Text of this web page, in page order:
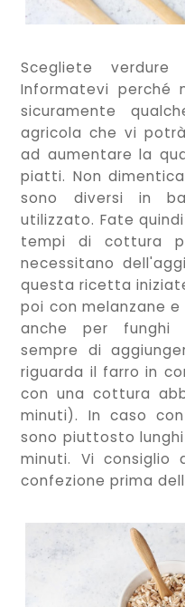
Scegliete
Informatevi perché
sicuramente
agricola che vi
ad aumentare la
piatti. Non
sono diversi in
utilizzato. Fate
tempi di cottura
necessitano
questa ricetta
poi con melanzane
anche per funghi
sempre di
riguarda il farro in
con una cottura
minuti). In caso
sono piuttosto
minuti. Vi consiglio
confezione prima